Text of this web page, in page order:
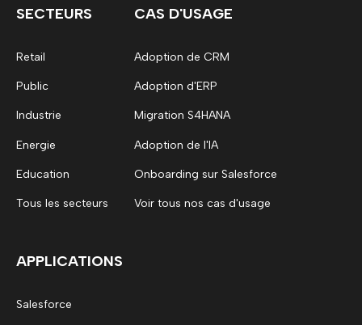
SECTEURS
Retail
Public
Industrie
Energie
Education
Tous les secteurs
CAS D'USAGE
Adoption de CRM
Adoption d'ERP
Migration S4HANA
Adoption de l'IA
Onboarding sur Salesforce
Voir tous nos cas d'usage
APPLICATIONS
Salesforce